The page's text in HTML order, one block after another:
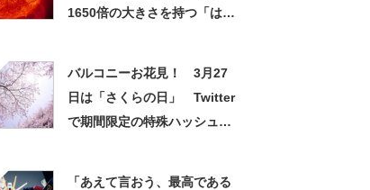
1650倍の大きさを持つ「はく
バルコニーお花見！ 3月27
日は「さくらの日」 Twitter
で期間限定の特殊ハッシュタ
「あえて言おう、最高である